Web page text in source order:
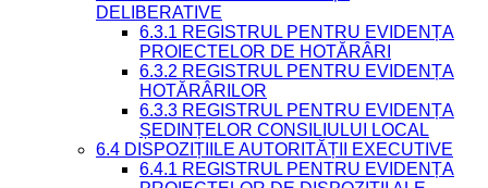
DELIBERATIVE
6.3.1 REGISTRUL PENTRU EVIDENȚA
PROIECTELOR DE HOTĂRÂRI
6.3.2 REGISTRUL PENTRU EVIDENȚA
HOTĂRÂRILOR
6.3.3 REGISTRUL PENTRU EVIDENȚA
ȘEDINȚELOR CONSILIULUI LOCAL
6.4 DISPOZIȚIILE AUTORITĂȚII EXECUTIVE
6.4.1 REGISTRUL PENTRU EVIDENȚA